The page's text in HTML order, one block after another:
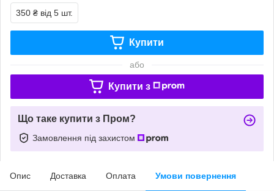
350 ₴ від 5 шт.
Купити
або
Купити з
Що таке купити з Пром?
Замовлення під захистом
Опис Доставка Оплата Умови повернення